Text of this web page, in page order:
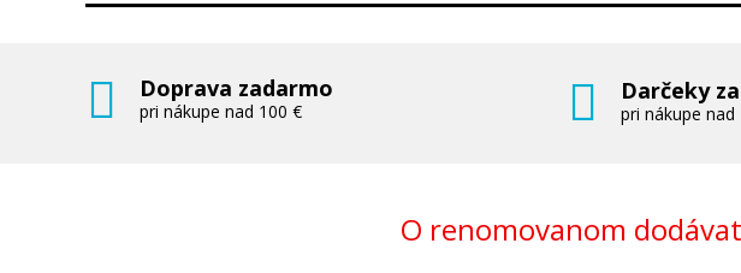
Doprava zadarmo
pri nákupe nad 100 €
Darčeky
pri nákupe nad
O renomovanom